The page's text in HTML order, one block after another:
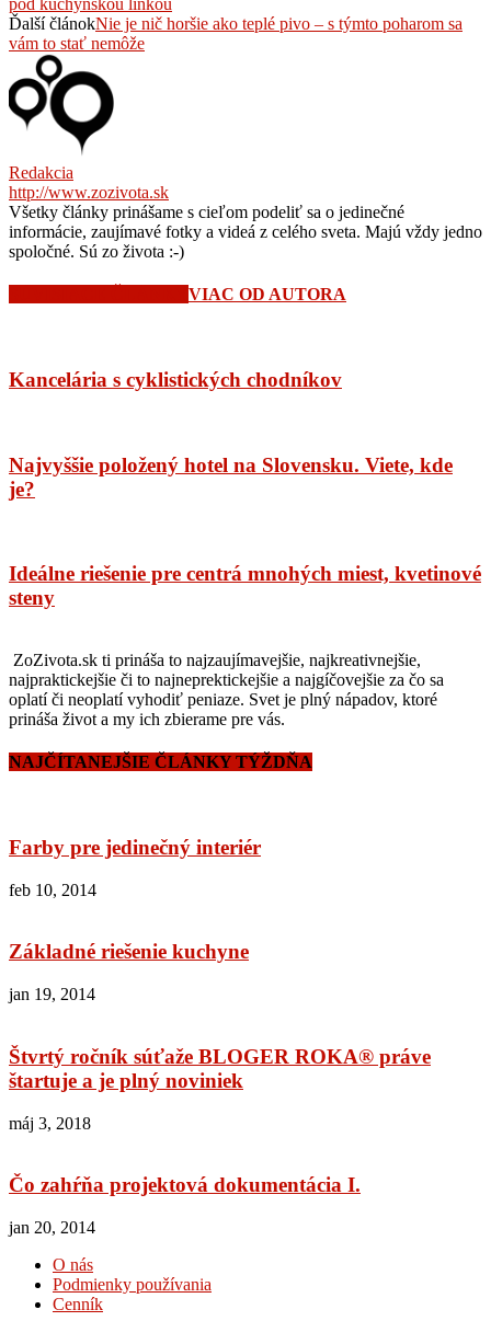
Ďalší článokNie je nič horšie ako teplé pivo – s týmto poharom sa
vám to stať nemôže
Redakcia
http://www.zozivota.sk
Všetky články prinášame s cieľom podeliť sa o jedinečné
informácie, zaujímavé fotky a videá z celého sveta. Majú vždy jedno
spoločné. Sú zo života :-)
VIAC OD AUTORA
Kancelária s cyklistických chodníkov
Najvyššie položený hotel na Slovensku. Viete, kde
je?
Ideálne riešenie pre centrá mnohých miest, kvetinové
steny
ZoZivota.sk ti prináša to najzaujímavejšie, najkreativnejšie,
najpraktickejšie či to najneprektickejšie a najgíčovejšie za čo sa
oplatí či neoplatí vyhodiť peniaze. Svet je plný nápadov, ktoré
prináša život a my ich zbierame pre vás.
NAJČÍTANEJŠIE ČLÁNKY TÝŽDŇA
Farby pre jedinečný interiér
feb 10, 2014
Základné riešenie kuchyne
jan 19, 2014
Štvrtý ročník súťaže BLOGER ROKA® práve
štartuje a je plný noviniek
máj 3, 2018
Čo zahŕňa projektová dokumentácia I.
jan 20, 2014
O nás
Podmienky používania
Cenník